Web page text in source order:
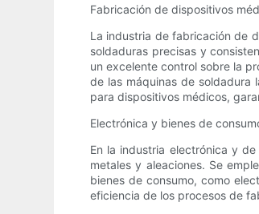
Fabricación de dispositivos
La industria de fabricación de
soldaduras precisas y
un excelente control sobre la
de las máquinas de soldadura
para dispositivos médicos,
Electrónica y bienes de
En la industria electrónica y
metales y aleaciones. Se
bienes de consumo, como
eficiencia de los procesos de